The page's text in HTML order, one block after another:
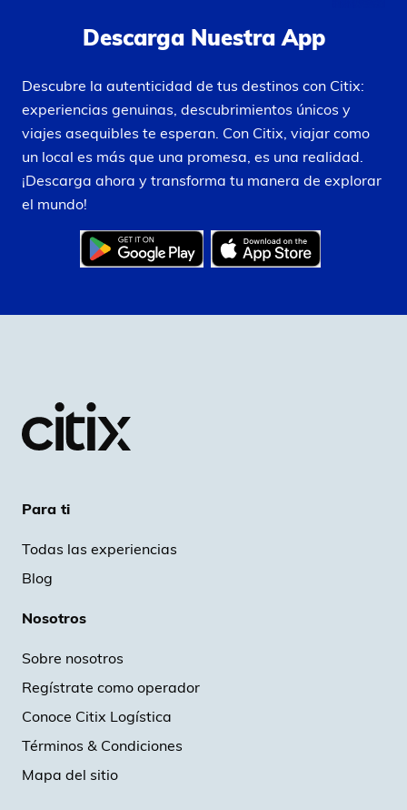
Descarga Nuestra App
Descubre la autenticidad de tus destinos con Citix:
experiencias genuinas, descubrimientos únicos y
viajes asequibles te esperan. Con Citix, viajar como
un local es más que una promesa, es una realidad.
¡Descarga ahora y transforma tu manera de explorar
el mundo!
Para ti
Todas las experiencias
Blog
Nosotros
Sobre nosotros
Regístrate como operador
Conoce Citix Logística
Términos & Condiciones
Mapa del sitio